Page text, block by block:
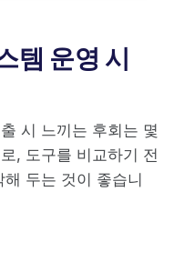
템 운영 시
시 느끼는 후회는 몇
, 도구를 비교하기 전
두는 것이 좋습니